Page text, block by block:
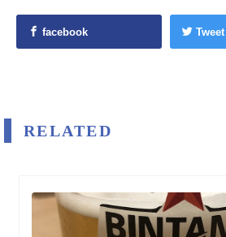
facebook Tweet
RELATED